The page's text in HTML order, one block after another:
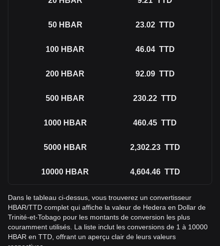
50 HBAR 23.02 TTD
100 HBAR 46.04 TTD
200 HBAR 92.09 TTD
500 HBAR 230.22 TTD
1000 HBAR 460.45 TTD
5000 HBAR 2,302.23 TTD
10000 HBAR 4,604.46 TTD
Dans le tableau ci-dessus, vous trouverez un convertisseur
HBAR/TTD complet qui affiche la valeur de Hedera en Dollar de
Trinité-et-Tobago pour les montants de conversion les plus
couramment utilisés. La liste inclut les conversions de 1 à 10000
HBAR en TTD, offrant un aperçu clair de leurs valeurs